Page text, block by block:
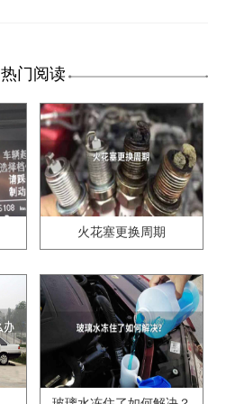
热门阅读
火花塞更换周期